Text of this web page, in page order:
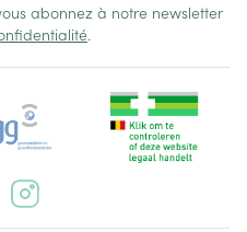
abonnez à notre newsletter
.